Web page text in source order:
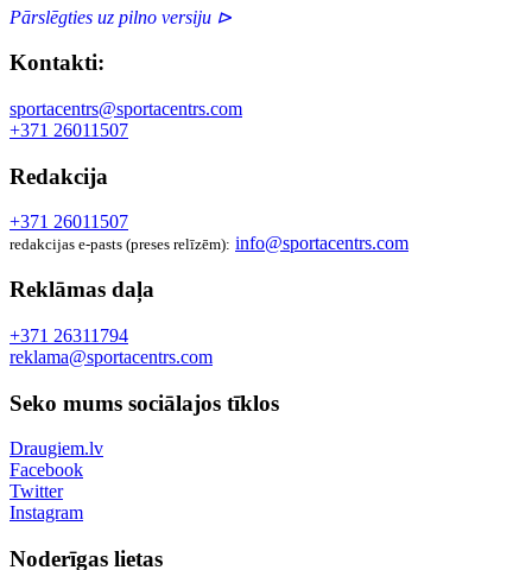
Pārslēgties uz pilno versiju ⊳
Kontakti:
sportacentrs@sportacentrs.com
+371 26011507
Redakcija
+371 26011507
redakcijas e-pasts (preses relīzēm): info@sportacentrs.com
Reklāmas daļa
+371 26311794
reklama@sportacentrs.com
Seko mums sociālajos tīklos
Draugiem.lv
Facebook
Twitter
Instagram
Noderīgas lietas